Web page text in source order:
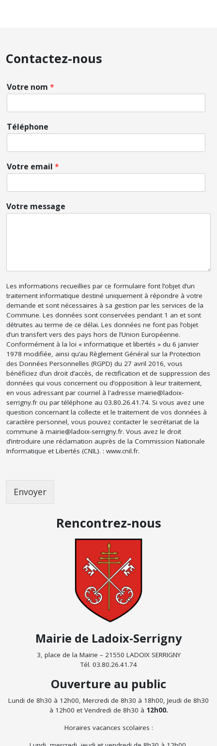
Contactez-nous
Votre nom *
Téléphone
Votre email *
Votre message
Les informations recueillies par ce formulaire font l’objet d’un
traitement informatique destiné uniquement à répondre à votre
demande et sont nécessaires à sa gestion par les services de la
Commune. Les données sont conservées pendant 1 an et sont
détruites au terme de ce délai. Les données ne font pas l’objet
d’un transfert vers des pays hors de l’Union Européenne.
Conformément à la loi « informatique et libertés » du 6 janvier
1978 modifiée, ainsi qu’au Règlement Général sur la Protection
des Données Personnelles (RGPD) du 27 avril 2016, vous
bénéficiez d’un droit d’accès, de rectification et de suppression des
données qui vous concernent ou d’opposition à leur traitement,
en vous adressant par courriel à l'adresse mairie@ladoix-
serrigny.fr ou par téléphone au 03.80.26.41.74. Si vous avez une
question concernant la collecte et le traitement de vos données à
caractère personnel, vous pouvez contacter le secrétariat de la
commune à mairie@ladoix-serrigny.fr. Vous avez le droit
d’introduire une réclamation auprès de la Commission Nationale
Informatique et Libertés (CNIL). : www.cnil.fr.
Envoyer
Rencontrez-nous
Mairie de Ladoix-Serrigny
3, place de la Mairie – 21550 LADOIX SERRIGNY
Tél. 03.80.26.41.74
Ouverture au public
Lundi de 8h30 à 12h00, Mercredi de 8h30 à 18h00, Jeudi de 8h30
à 12h00 et Vendredi de 8h30 à 12h00.
Horaires vacances scolaires :